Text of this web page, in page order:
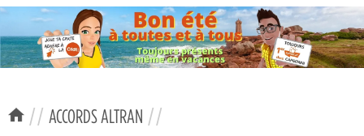
// ACCORDS ALTRAN //